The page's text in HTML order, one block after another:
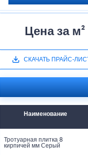
Цена за
СКАЧАТЬ ПРАЙС-
Наименование
Тротуарная плитка 8
кирпичей мм Серый